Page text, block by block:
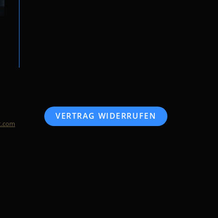
VERTRAG WIDERRUFEN